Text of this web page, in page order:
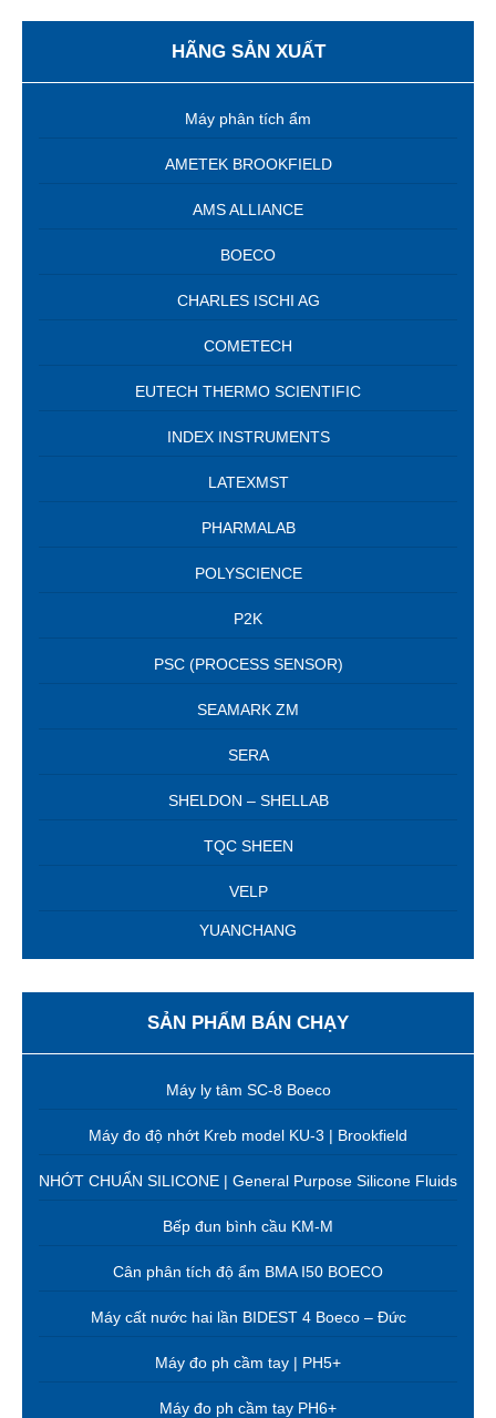
HÃNG SẢN XUẤT
Máy phân tích ẩm
AMETEK BROOKFIELD
AMS ALLIANCE
BOECO
CHARLES ISCHI AG
COMETECH
EUTECH THERMO SCIENTIFIC
INDEX INSTRUMENTS
LATEXMST
PHARMALAB
POLYSCIENCE
P2K
PSC (PROCESS SENSOR)
SEAMARK ZM
SERA
SHELDON – SHELLAB
TQC SHEEN
VELP
YUANCHANG
SẢN PHẨM BÁN CHẠY
Máy ly tâm SC-8 Boeco
Máy đo độ nhớt Kreb model KU-3 | Brookfield
NHỚT CHUẨN SILICONE | General Purpose Silicone Fluids
Bếp đun bình cầu KM-M
Cân phân tích độ ẩm BMA I50 BOECO
Máy cất nước hai lần BIDEST 4 Boeco – Đức
Máy đo ph cầm tay | PH5+
Máy đo ph cầm tay PH6+